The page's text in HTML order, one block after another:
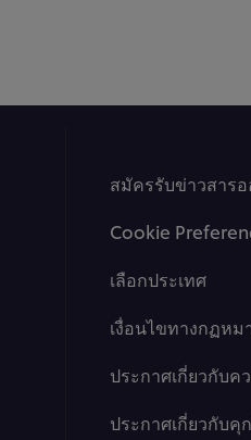
สมัครรับข่าวสาร
Cookie
เลือกประเทศ
เงื่อนไขทางกฏหม
ประกาศเกี่ยวกับค
ประกาศเกี่ยวกับคุ